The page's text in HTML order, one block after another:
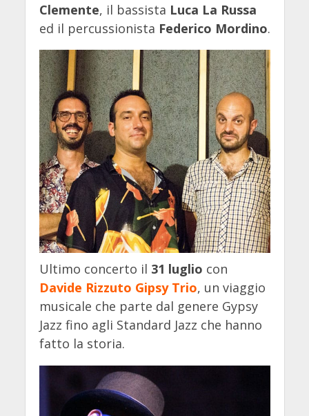
Clemente, il bassista Luca La Russa
ed il percussionista Federico Mordino.
Ultimo concerto il 31 luglio con
Davide Rizzuto Gipsy Trio, un viaggio
musicale che parte dal genere Gypsy
Jazz fino agli Standard Jazz che hanno
fatto la storia.